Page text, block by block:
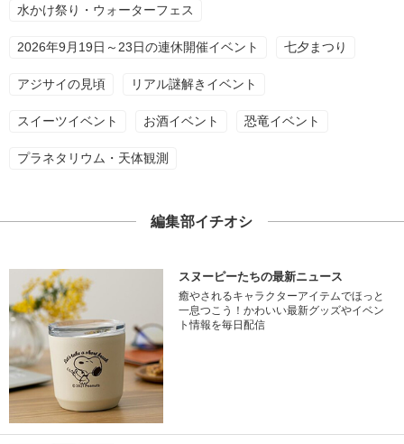
水かけ祭り・ウォーターフェス
2026年9月19日～23日の連休開催イベント 七夕まつり
アジサイの見頃 リアル謎解きイベント
スイーツイベント お酒イベント 恐竜イベント
プラネタリウム・天体観測
編集部イチオシ
スヌーピーたちの最新ニュース
癒やされるキャラクターアイテムでほっと
一息つこう！かわいい最新グッズやイベン
ト情報を毎日配信